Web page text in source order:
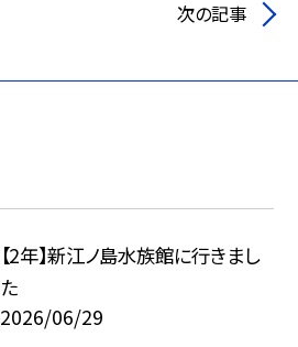
次の記事
【2年】新江ノ島水族館に行きまし
た
2026/06/29